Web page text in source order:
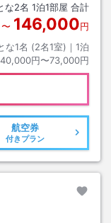
な2名 1泊1部屋 合計
〜 146,000円
な1名 (2名1室)｜ 1泊
40,000円〜73,000円
航空券
付きプラン